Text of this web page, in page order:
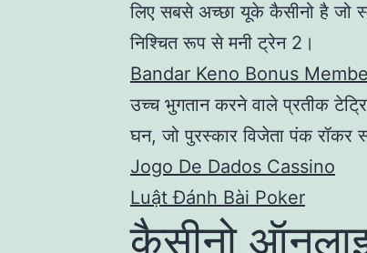
लिए सबसे अच्छा यूके कैसीनो है
निश्चित रूप से मनी ट्रेन 2।
Bandar Keno Bonus
उच्च भुगतान करने वाले प्रतीक
घन, जो पुरस्कार विजेता पंक रॉकर
Jogo De Dados Cassino
Luật Đánh Bài Poker
कैसीनो